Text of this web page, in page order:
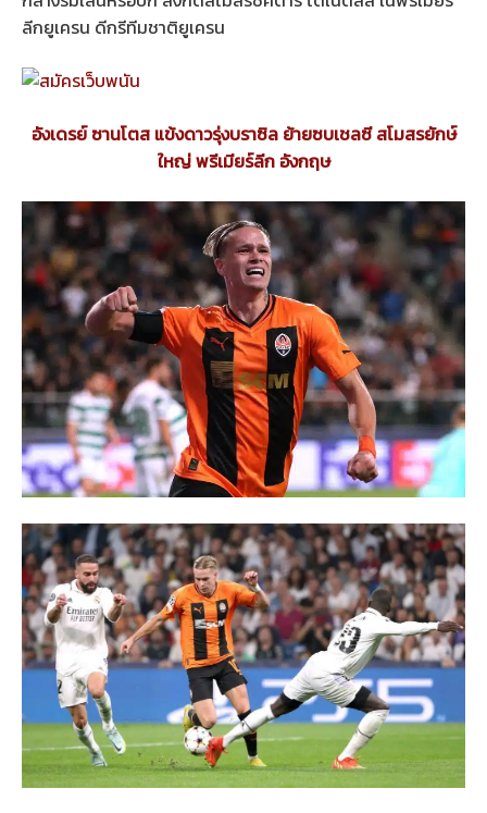
ลีกยูเครน ดีกรีทีมชาติยูเครน
อังเดรย์ ซานโตส แข้งดาวรุ่งบราซิล ย้ายซบเชลซี สโมสรยักษ์
ใหญ่ พรีเมียร์ลีก อังกฤษ